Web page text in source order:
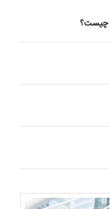
چیست؟